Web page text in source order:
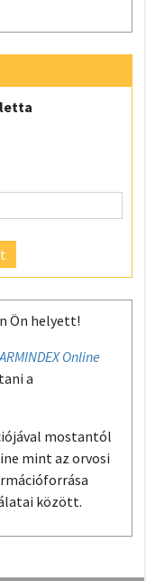
Ön helyett!
Online
a
mostantól
mint az orvosi
között.